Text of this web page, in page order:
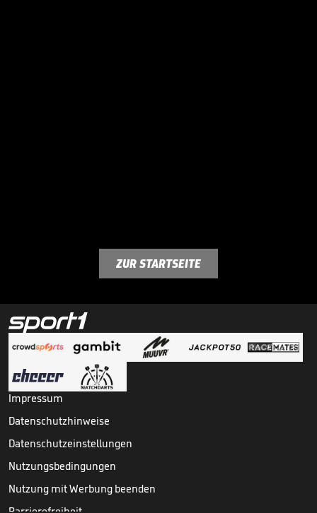
ZUR STARTSEITE
Impressum
Datenschutzhinweise
Datenschutzeinstellungen
Nutzungsbedingungen
Nutzung mit Werbung beenden